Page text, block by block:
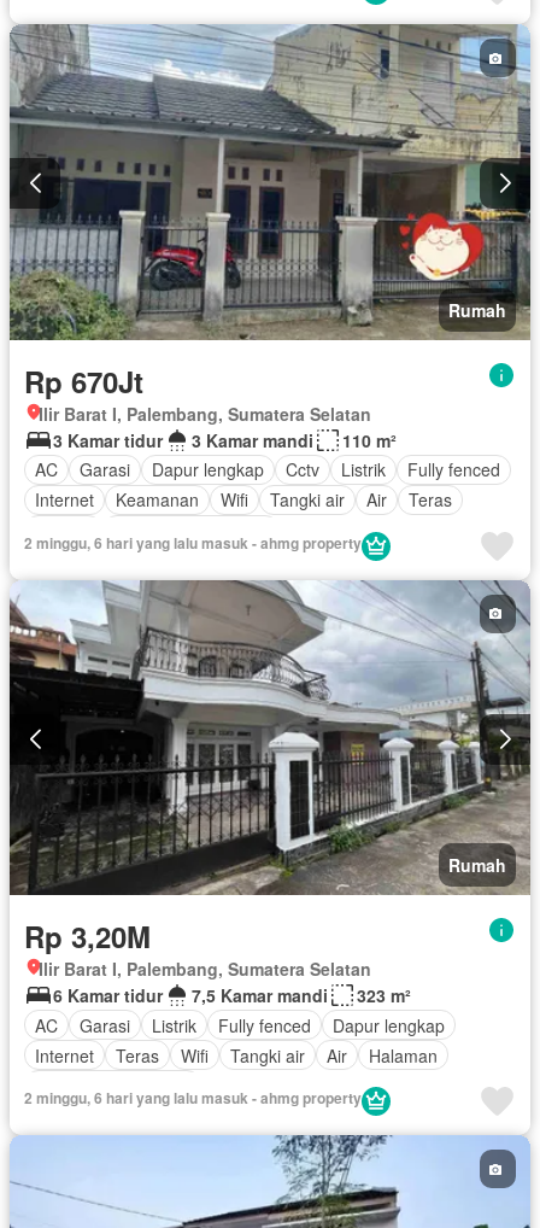
Rumah
Rp 670Jt
Ilir Barat I, Palembang, Sumatera Selatan
3 Kamar tidur
3 Kamar mandi
110 m²
AC
Garasi Dapur lengkap Cctv Listrik
Fully fenced
Internet
Keamanan Wifi Tangki air Air
Teras
2 minggu, 6 hari yang lalu masuk - ahmg property
Rumah
Rp 3,20M
Ilir Barat I, Palembang, Sumatera Selatan
6 Kamar tidur
7,5 Kamar mandi
323 m²
AC
Garasi Listrik Fully fenced
Dapur lengkap
Internet
Teras Wifi Tangki air Air
Halaman
2 minggu, 6 hari yang lalu masuk - ahmg property